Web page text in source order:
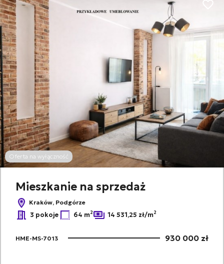
Oferta na wyłączność
Mieszkanie na sprzedaż
Kraków, Podgórze
3 pokoje 64 m2 14 531,25 zł/m2
HME-MS-7013 930 000 zł